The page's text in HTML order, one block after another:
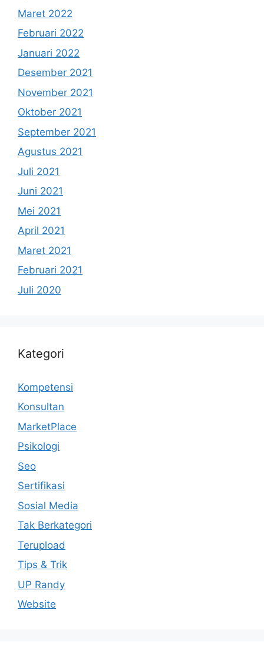
Maret 2022
Februari 2022
Januari 2022
Desember 2021
November 2021
Oktober 2021
September 2021
Agustus 2021
Juli 2021
Juni 2021
Mei 2021
April 2021
Maret 2021
Februari 2021
Juli 2020
Kategori
Kompetensi
Konsultan
MarketPlace
Psikologi
Seo
Sertifikasi
Sosial Media
Tak Berkategori
Terupload
Tips & Trik
UP Randy
Website